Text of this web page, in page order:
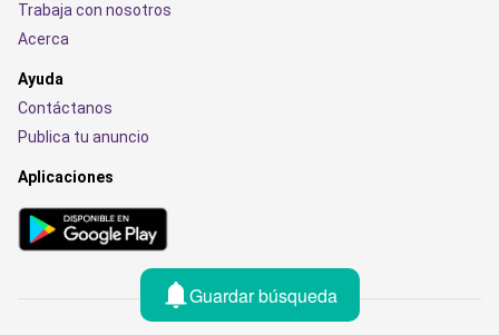
Guardar búsqueda
Trabaja con nosotros
Acerca
Ayuda
Contáctanos
Publica tu anuncio
Aplicaciones